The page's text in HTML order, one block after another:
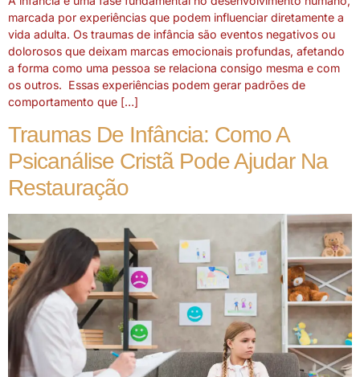
marcada por experiências que podem influenciar diretamente a
vida adulta. Os traumas de infância são eventos negativos ou
dolorosos que deixam marcas emocionais profundas, afetando
a forma como uma pessoa se relaciona consigo mesma e com
os outros. Essas experiências podem gerar padrões de
comportamento que […]
Traumas De Infância: Como A
Psicanálise Cristã Pode Ajudar Na
Restauração